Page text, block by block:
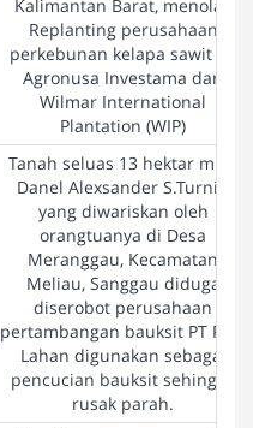
Kalimantan Barat, menolak
Replanting perusahaan
perkebunan kelapa sawit PT
Agronusa Investama dari
Wilmar International
Plantation (WIP)
Tanah seluas 13 hektar milik
Danel Alexsander S.Turnip
yang diwariskan oleh
orangtuanya di Desa
Meranggau, Kecamatan
Meliau, Sanggau diduga
diserobot perusahaan
pertambangan bauksit PT PPC.
Lahan digunakan sebagai
pencucian bauksit sehingga
rusak parah.